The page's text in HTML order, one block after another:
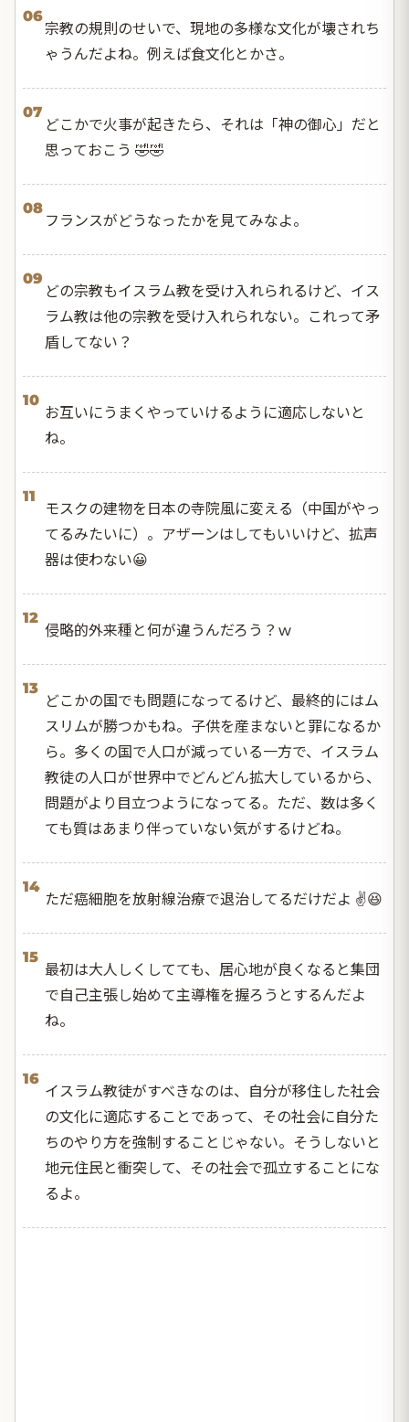
06
宗教の規則のせいで、現地の多様な文化が壊されち
ゃうんだよね。例えば食文化とかさ。
07
どこかで火事が起きたら、それは「神の御心」だと
思っておこう 🤣🤣
08
フランスがどうなったかを見てみなよ。
09
どの宗教もイスラム教を受け入れられるけど、イス
ラム教は他の宗教を受け入れられない。これって矛
盾してない？
10
お互いにうまくやっていけるように適応しないと
ね。
11
モスクの建物を日本の寺院風に変える（中国がやっ
てるみたいに）。アザーンはしてもいいけど、拡声
器は使わない😀
12
侵略的外来種と何が違うんだろう？ｗ
13
どこかの国でも問題になってるけど、最終的にはム
スリムが勝つかもね。子供を産まないと罪になるか
ら。多くの国で人口が減っている一方で、イスラム
教徒の人口が世界中でどんどん拡大しているから、
問題がより目立つようになってる。ただ、数は多く
ても質はあまり伴っていない気がするけどね。
14
ただ癌細胞を放射線治療で退治してるだけだよ ✌😆
15
最初は大人しくしてても、居心地が良くなると集団
で自己主張し始めて主導権を握ろうとするんだよ
ね。
16
イスラム教徒がすべきなのは、自分が移住した社会
の文化に適応することであって、その社会に自分た
ちのやり方を強制することじゃない。そうしないと
地元住民と衝突して、その社会で孤立することにな
るよ。